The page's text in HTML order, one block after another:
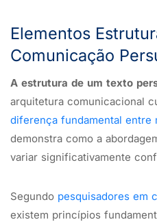
Elementos
Comunicação
A estrutura de um texto
arquitetura comunicacional
diferença fundamental entre
demonstra como a
variar significativamente
Segundo pesquisadores em
existem princípios